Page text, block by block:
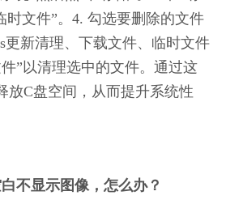
时文件”。4. 勾选要删除的文件
更新清理、下载文件、临时文件
”以清理选中的文件。通过这
放C盘空间，从而提升系统性
不显示图像，怎么办？